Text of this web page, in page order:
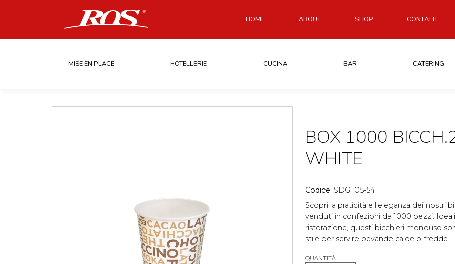
HOME ABOUT SHOP CONTATTI
MISE EN PLACE HOTELLERIE CUCINA BAR CATERING
BOX 1000
WHITE
Codice: SDG.105-54
Scopri la praticità e l'eleganza dei nostri
venduti in confezioni da 1000 pezzi.
ristorazione, questi bicchieri monouso
stile per servire bevande calde o fredde.
QUANTITÀ